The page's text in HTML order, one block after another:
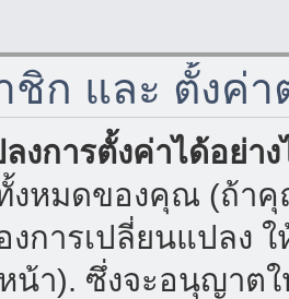
ชิก และ ตั้งค่า
งการตั้งค่าได้อย่าง
งหมดของคุณ (ถ้าคุ
การเปลี่ยนแปลง
น้า). ซึ่งจะอนุญาต